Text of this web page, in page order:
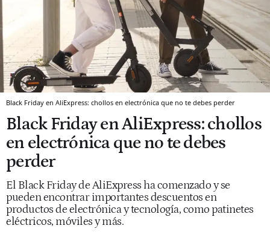
Black Friday en AliExpress: chollos en electrónica que no te debes perder
Black Friday en AliExpress: chollos
en electrónica que no te debes
perder
El Black Friday de AliExpress ha comenzado y se
pueden encontrar importantes descuentos en
productos de electrónica y tecnología, como patinetes
eléctricos, móviles y más.